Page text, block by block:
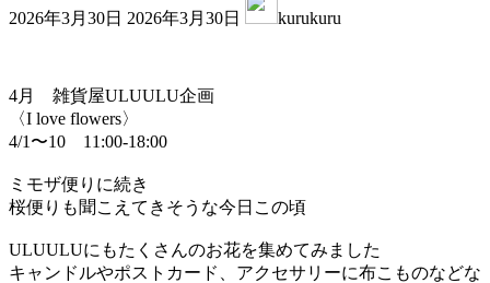
2026年3月30日 終
日
時
:
2026年3月30日 kurukuru
4月 雑貨屋ULUULU企画
〈I love flowers〉
4/1〜10 11:00-18:00
ミモザ便りに続き
桜便りも聞こえてきそうな今日この頃
ULUULUにもたくさんのお花を集めてみました
キャンドルやポストカード、アクセサリーに布こものなどな